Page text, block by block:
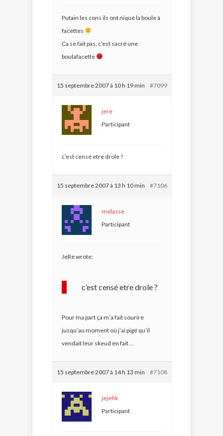
Putain les cons ils ont niqué la boule à
facettes
Ca se fait pas, c’est sacré une
boulafacette
15 septembre 2007 à 10 h 19 min #7099
jere
Participant
c’est censé etre drole ?
15 septembre 2007 à 13 h 10 min #7106
melasse
Participant
JeRe wrote:
c’est censé etre drole ?
Pour ma part ça m’a fait sourire
jusqu’au moment où j’ai pigé qu’il
vendait leur skeud en fait …
15 septembre 2007 à 14 h 13 min #7108
jejehk
Participant